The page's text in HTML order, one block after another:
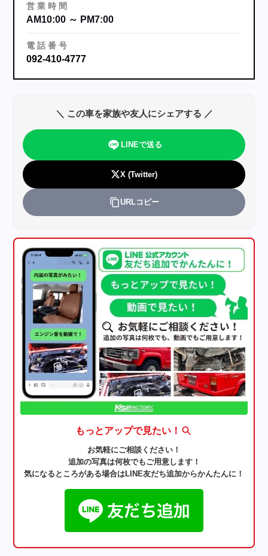
営 業 時 間
AM10:00 ～ PM7:00
電 話 番 号
092-410-4777
＼ この車を家族や友人にシェアする ／
LINEで送る
X (Twitter)
URLコピー
もっとアップで見たい！
お気軽にご相談ください！
追加の写真は何枚でもご用意します！
気になるところがある場合はLINE友だち追加からかんたんに！